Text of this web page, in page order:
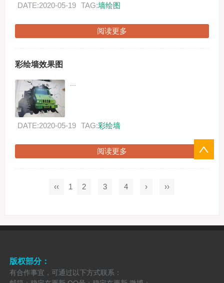
DATE:2020-05-19 TAG:墙绘图
阅读更多
彩绘墙效果图
...
DATE:2020-05-19 TAG:彩绘墙
阅读更多
‹‹ 1 2 3 4 › ››
版权部分：
有合作事宜，可通过以下方式联系：